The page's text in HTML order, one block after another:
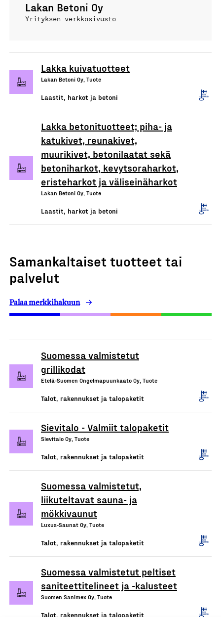
Lakan Betoni Oy
Yrityksen verkkosivusto
Lakka kuivatuotteet
Lakan Betoni Oy, Tuote
Laastit, harkot ja betoni
Lakka betonituotteet; piha- ja
katukivet, reunakivet,
muurikivet, betonilaatat sekä
betoniharkot, kevytsoraharkot,
eristeharkot ja väliseinäharkot
Lakan Betoni Oy, Tuote
Laastit, harkot ja betoni
Samankaltaiset tuotteet tai
palvelut
Palaa merkkihakuun
Suomessa valmistetut
grillikodat
Etelä-Suomen Ongelmapuunkaato Oy, Tuote
Talot, rakennukset ja talopaketit
Sievitalo - Valmiit talopaketit
Sievitalo Oy, Tuote
Talot, rakennukset ja talopaketit
Suomessa valmistetut,
liikuteltavat sauna- ja
mökkivaunut
Luxus-Saunat Oy, Tuote
Talot, rakennukset ja talopaketit
Suomessa valmistetut peltiset
saniteettitelineet ja -kalusteet
Suomen Sanimex Oy, Tuote
Talot, rakennukset ja talopaketit